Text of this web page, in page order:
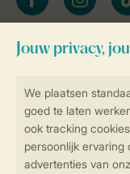
Veilig en snel
Veilige
Blijf op de hoogte